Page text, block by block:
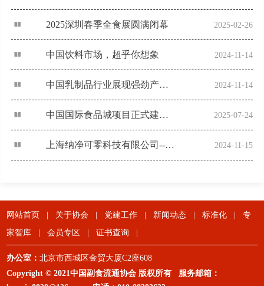
2025深圳春季全食展圆满闭幕 2025-02-26
中国饮料市场，超乎你想象 2024-11-14
中国乳制品行业展现强劲产业链韧性 2024-11-14
中国国际食品城项目正式建成运营 2025-07-24
上海纳净可零科技有限公司--会员企业2023 2024-11-15
网站首页 关于协会 党建工作 新闻动态 标准化
专
家智库
会员专区 证书查询
办公室：北京市西城区金贸大厦C2座608
Copyright © 2021中国副食流通协会 版权所有 服务邮箱：